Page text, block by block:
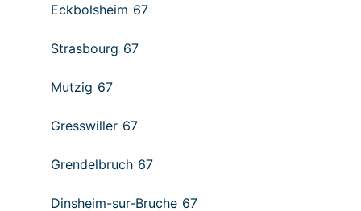
Eckbolsheim 67
Strasbourg 67
Mutzig 67
Gresswiller 67
Grendelbruch 67
Dinsheim-sur-Bruche 67